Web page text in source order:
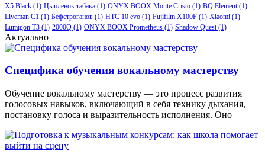
X5 Black (1) Цыпленок табака (1) ONYX BOOX Monte Cristo (1) BQ Element (1)
Liveman C1 (1) Бефстроганов (1) HTC 10 evo (1) Fujifilm X100F (1) Xiaomi (1)
Lumigon T3 (1) 2000Q (1) ONYX BOOX Prometheus (1) Shadow Quest (1)
Актуально
Специфика обучения вокальному мастерству
Обучение вокальному мастерству — это процесс развития
голосовых навыков, включающий в себя технику дыхания,
постановку голоса и выразительность исполнения. Оно